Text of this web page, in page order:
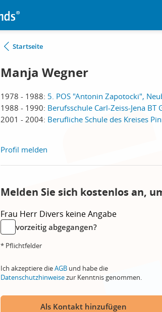
Startseite
Manja Wegner
1978 - 1988: 5. POS "Antonin Zapotocki",
1988 - 1990: Berufsschule Carl-Zeiss-Jena BT
2001 - 2004: Berufliche Schule des Kreises
Profil melden
Melden Sie sich kostenlos an,
Frau Herr Divers keine Angabe
vorzeitig abgegangen?
* Pflichtfelder
Ich akzeptiere dieAGB und habe die
Datenschutzhinweisezur Kenntnis genommen.
Als Kontakt hinzufügen